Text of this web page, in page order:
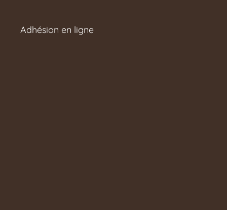
Adhésion en ligne